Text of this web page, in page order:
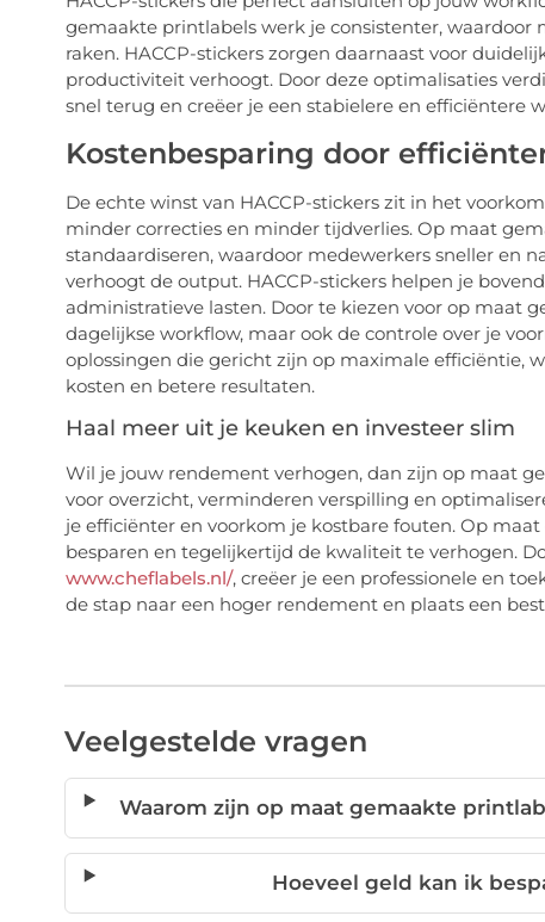
gemaakte printlabels werk je consistenter,
raken. HACCP-stickers zorgen daarnaast voor
productiviteit verhoogt. Door deze optimalisaties
snel terug en creëer je een stabielere en efficiëntere
Kostenbesparing door
De echte winst van HACCP-stickers zit in het
minder correcties en minder tijdverlies. Op maat
standaardiseren, waardoor medewerkers sneller en
verhoogt de output. HACCP-stickers helpen je
administratieve lasten. Door te kiezen voor op maat
dagelijkse workflow, maar ook de controle over je
oplossingen die gericht zijn op maximale efficiëntie,
kosten en betere resultaten.
Haal meer uit je keuken en investeer slim
Wil je jouw rendement verhogen, dan zijn op maat
voor overzicht, verminderen verspilling en
je efficiënter en voorkom je kostbare fouten. Op
besparen en tegelijkertijd de kwaliteit te verhogen.
www.cheflabels.nl/, creëer je een professionele en
de stap naar een hoger rendement en plaats een
Veelgestelde vragen
Waarom zijn op maat gemaakte
Hoeveel geld kan ik